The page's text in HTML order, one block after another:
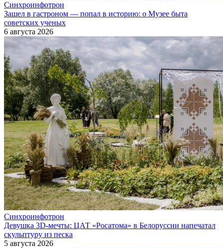
Синхроинфотрон
Зашел в гастроном — попал в историю: о Музее быта
советских ученых
6 августа 2026
Синхроинфотрон
Девушка 3D-мечты: ЦАТ «Росатома» в Белоруссии напечатал
скульптуру из песка
5 августа 2026